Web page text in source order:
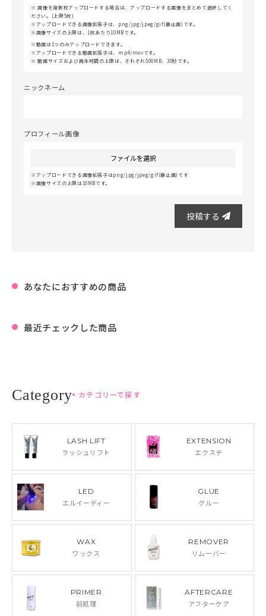
画像を複数枚アップロードする場合は、アップロードする画像をまとめて選択してく
ださい。(上限5枚)
アップロードできる画像拡張子は、png/jpg/jpeg/gif(静止画)です。
画像サイズの上限は、1枚あたり10MBです。
動画は1つのみアップロードできます。
アップロードできる動画拡張子は、mp4/movです。
動画サイズおよび再生時間の上限は、それぞれ500MB、30秒です。
ニックネーム
プロフィール画像
ファイルを選択
アップロードできる画像拡張子はpng/jpg/jpeg/gif(静止画)です
画像サイズの上限は10MBです。
投稿する
あなたにおすすめの商品
最近チェックした商品
カテゴリーで探す
LASH LIFT
ラッシュリフト
EXTENSION
エクステ
LED
エルイーディー
GLUE
グルー
WAX
ワックス
REMOVER
リムーバー
PRIMER
前処理
AFTERCARE
アフターケア